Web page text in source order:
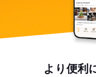
より便利